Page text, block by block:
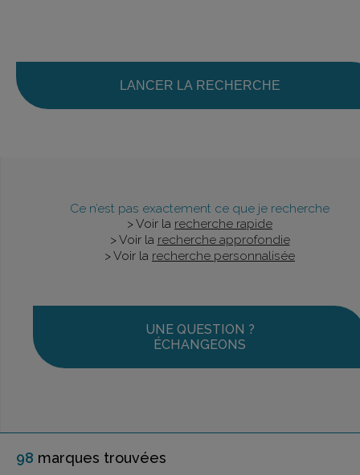
LANCER LA RECHERCHE
Ce n’est pas exactement ce que je recherche
> Voir la recherche rapide
> Voir la recherche approfondie
> Voir la recherche personnalisée
UNE QUESTION ?
ÉCHANGEONS
98 marques trouvées